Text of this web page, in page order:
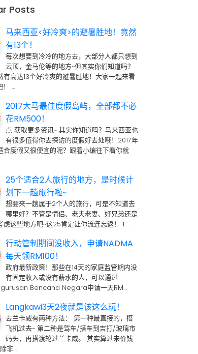
Posts
马来西亚<好冷爽>的避暑胜地！竟然
有13个！
每次想要到冷冷的地方去，大部分人都只想到
云顶，金马伦等的地方~但其实你们知道吗？
有高达13个好冷爽的避暑胜地！大家一起来看
！ …
2017大马最佳度假岛屿，全部都不必
花RM500！
点 获取更多资讯~ 其实你知道吗？马来西亚也
有很多值得你去探访的度假好去处哦！2017年
合度假又很便宜的呢？跟着小编往下看你就
25个适合2人旅行的地方，是时候计
划下一趟旅行啦~
想要来一趟属于2个人的旅行，可是不知道去
哪里好？不管是情侣、老夫老妻、好兄弟还是
虑这些地方吧~这25肯定让你流连忘返！ 1. …
行动管制期间没收入，申请NADMA
每天领RM100！
政府最新政策！那些在14天的家庭监管期内没
有固定收入或没有薪水的人，可以通过
Bencana Negara申请一天RM…
Langkawi3天2夜就是该这么玩！
去兰卡威有两种方法： 第一种最直接的，搭
飞机过去~ 第二种是驾车/搭车到吉打/玻璃市
码头，再搭渡轮过兰卡威。 其实算过来价钱
非…